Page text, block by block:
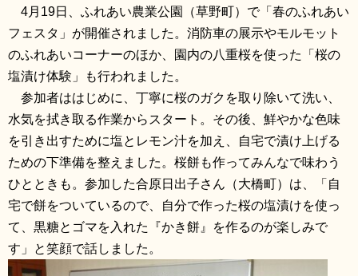
閉じる
4月19日、ふれあい農業公園（草野町）で「春のふれあい
フェスタ」が開催されました。消防車の展示やモルモット
のふれあいコーナーのほか、園内の八重桜を使った「桜の
塩漬け体験」も行われました。
参加者ははじめに、丁寧に桜のガクを取り除いて洗い、
水気を拭き取る作業からスタート。その後、鮮やかな色味
を引き出すために塩とレモン汁を加え、自宅で漬け上げる
ための下準備を整えました。桜餅も作ってみんなで味わう
ひとときも。参加した合原日出子さん（大橋町）は、「自
宅で餅をついているので、自分で作った桜の塩漬けを使っ
て、黒糖とゴマを入れた『かき餅』を作るのが楽しみで
す」と笑顔で話しました。